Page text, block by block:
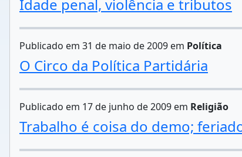
Idade penal, violência e tributos
Publicado em 31 de maio de 2009 em Política
O Circo da Política Partidária
Publicado em 17 de junho de 2009 em Religião
Trabalho é coisa do demo;